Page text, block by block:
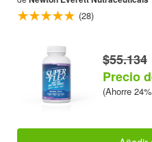
(28)
$55.134
Precio
(Ahorre